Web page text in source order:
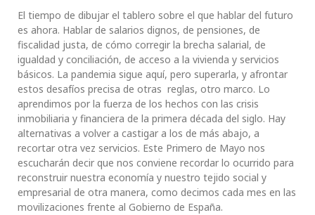
El tiempo de dibujar el tablero sobre el que hablar del futuro
es ahora. Hablar de salarios dignos, de pensiones, de
fiscalidad justa, de cómo corregir la brecha salarial, de
igualdad y conciliación, de acceso a la vivienda y servicios
básicos. La pandemia sigue aquí, pero superarla, y afrontar
estos desafíos precisa de otras reglas, otro marco. Lo
aprendimos por la fuerza de los hechos con las crisis
inmobiliaria y financiera de la primera década del siglo. Hay
alternativas a volver a castigar a los de más abajo, a
recortar otra vez servicios. Este Primero de Mayo nos
escucharán decir que nos conviene recordar lo ocurrido para
reconstruir nuestra economía y nuestro tejido social y
empresarial de otra manera, como decimos cada mes en las
movilizaciones frente al Gobierno de España.